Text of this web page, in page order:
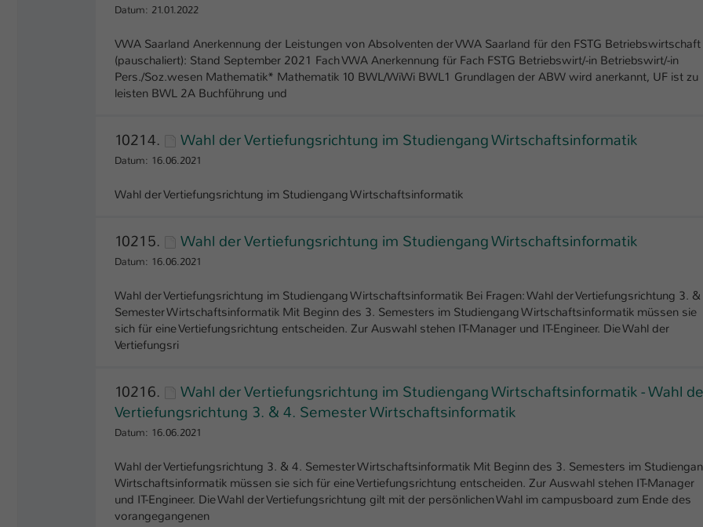
Datum: 21.01.2022
VWA Saarland Anerkennung der Leistungen von Absolventen der VWA Saarland für den FSTG Betriebswirtschaft
(pauschaliert): Stand September 2021 Fach VWA Anerkennung für Fach FSTG Betriebswirt/-in Betriebswirt/-in
Pers./Soz.wesen Mathematik* Mathematik 10 BWL/WiWi BWL1 Grundlagen der ABW wird anerkannt, UF ist zu
leisten BWL 2A Buchführung und
10214. Wahl der Vertiefungsrichtung im Studiengang Wirtschaftsinformatik
Datum: 16.06.2021
Wahl der Vertiefungsrichtung im Studiengang Wirtschaftsinformatik
10215. Wahl der Vertiefungsrichtung im Studiengang Wirtschaftsinformatik
Datum: 16.06.2021
Wahl der Vertiefungsrichtung im Studiengang Wirtschaftsinformatik Bei Fragen: Wahl der Vertiefungsrichtung 3.
Semester Wirtschaftsinformatik Mit Beginn des 3. Semesters im Studiengang Wirtschaftsinformatik müssen sie
sich für eine Vertiefungsrichtung entscheiden. Zur Auswahl stehen IT-Manager und IT-Engineer. Die Wahl der
Vertiefungsri
10216.
Wahl der Vertiefungsrichtung im Studiengang Wirtschaftsinformatik - Wahl
Vertiefungsrichtung 3. & 4. Semester Wirtschaftsinformatik
Datum: 16.06.2021
Wahl der Vertiefungsrichtung 3. & 4. Semester Wirtschaftsinformatik Mit Beginn des 3. Semesters im
Wirtschaftsinformatik müssen sie sich für eine Vertiefungsrichtung entscheiden. Zur Auswahl stehen IT-Manager
und IT-Engineer. Die Wahl der Vertiefungsrichtung gilt mit der persönlichen Wahl im campusboard zum Ende des
vorangegangenen
Name fe_typo_user / PHPSESSID
Laufzeit 1 Woche
von TYPO3. Es speichert im Fall eines Intranet-
ihm Zugang zu geschützten Bereichen gewährt.
Name be_typo_user
Anbieter TYPO3
Zweck
Dieser Cookie teilt der Webseite mit, ob ein
Besucher im Typo3-Backend angemeldet ist und